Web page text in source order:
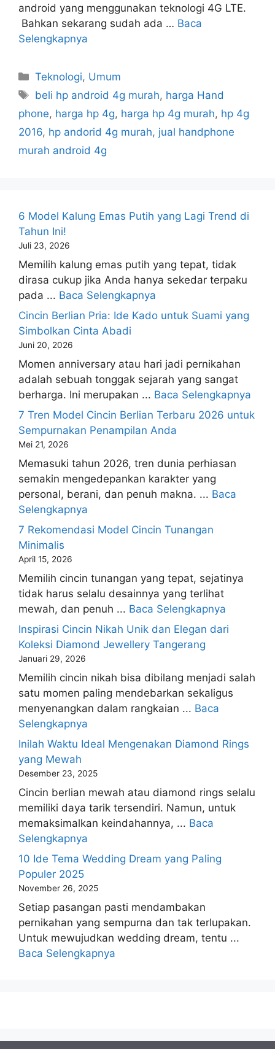
android yang menggunakan teknologi 4G LTE.
Bahkan sekarang sudah ada … Baca
Selengkapnya
Kategori
Teknologi, Umum
Tag
beli hp android 4g murah, harga Hand
phone, harga hp 4g, harga hp 4g murah, hp 4g
2016, hp andorid 4g murah, jual handphone
murah android 4g
6 Model Kalung Emas Putih yang Lagi Trend di
Tahun Ini!
Juli 23, 2026
Memilih kalung emas putih yang tepat, tidak
dirasa cukup jika Anda hanya sekedar terpaku
pada ... Baca Selengkapnya
Cincin Berlian Pria: Ide Kado untuk Suami yang
Simbolkan Cinta Abadi
Juni 20, 2026
Momen anniversary atau hari jadi pernikahan
adalah sebuah tonggak sejarah yang sangat
berharga. Ini merupakan ... Baca Selengkapnya
7 Tren Model Cincin Berlian Terbaru 2026 untuk
Sempurnakan Penampilan Anda
Mei 21, 2026
Memasuki tahun 2026, tren dunia perhiasan
semakin mengedepankan karakter yang
personal, berani, dan penuh makna. ... Baca
Selengkapnya
7 Rekomendasi Model Cincin Tunangan
Minimalis
April 15, 2026
Memilih cincin tunangan yang tepat, sejatinya
tidak harus selalu desainnya yang terlihat
mewah, dan penuh ... Baca Selengkapnya
Inspirasi Cincin Nikah Unik dan Elegan dari
Koleksi Diamond Jewellery Tangerang
Januari 29, 2026
Memilih cincin nikah bisa dibilang menjadi salah
satu momen paling mendebarkan sekaligus
menyenangkan dalam rangkaian ... Baca
Selengkapnya
Inilah Waktu Ideal Mengenakan Diamond Rings
yang Mewah
Desember 23, 2025
Cincin berlian mewah atau diamond rings selalu
memiliki daya tarik tersendiri. Namun, untuk
memaksimalkan keindahannya, ... Baca
Selengkapnya
10 Ide Tema Wedding Dream yang Paling
Populer 2025
November 26, 2025
Setiap pasangan pasti mendambakan
pernikahan yang sempurna dan tak terlupakan.
Untuk mewujudkan wedding dream, tentu ...
Baca Selengkapnya